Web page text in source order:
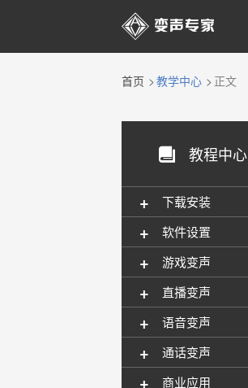

首页 教学中心 正文
 教程中心
下载安装
+
软件设置
+
游戏变声
+
直播变声
+
语音变声
+
通话变声
+
商业应用
+